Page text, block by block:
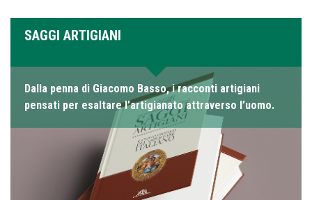
SAGGI ARTIGIANI
Dalla penna di Giacomo Basso, i racconti artigiani
pensati per esaltare l’artigianato attraverso l’uomo.